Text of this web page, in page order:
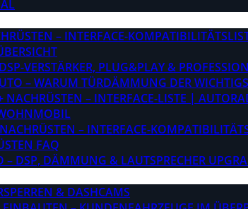
– INTERFACE-
VERSTÄRKER, PLUG&PLAY &
– WARUM TÜRDÄMMUNG DER
NACHRÜSTEN – INTERFACE-LISTE |
– INTERFACE-
FAQ
DSP, DÄMMUNG & LAUTSPRECHER
& DASHCAMS